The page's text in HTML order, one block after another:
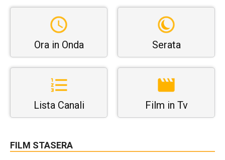
Ora in Onda Serata
Lista Canali Film in Tv
FILM STASERA